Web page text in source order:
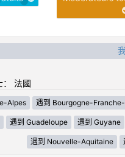
： 法國
Alpes 遇到 Bourgogne-
遇到 Guadeloupe 遇到 Guyane
遇到 Nouvelle-Aquitaine